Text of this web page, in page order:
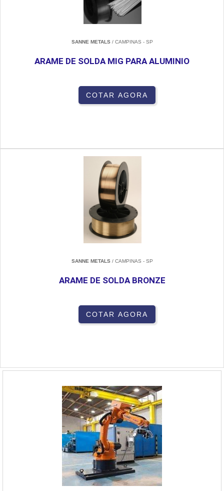
SANNE METALS/ CAMPINAS - SP
ARAME DE SOLDA MIG PARA ALUMINIO
COTAR AGORA
SANNE METALS/ CAMPINAS - SP
ARAME DE SOLDA BRONZE
COTAR AGORA